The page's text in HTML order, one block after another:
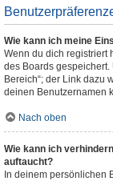
Wie kann ich meine
Wenn du dich registriert
des Boards
Bereich“; der Link dazu
deinen Benutzernamen
Nach oben
Wie kann ich
auftaucht?
In deinem persönlichen